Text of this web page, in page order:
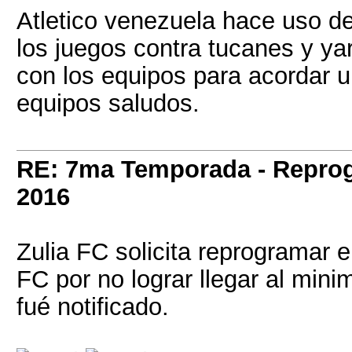
Atletico venezuela hace uso
los juegos contra tucanes y
con los equipos para acordar
equipos saludos.
RE: 7ma Temporada -
2016
Zulia FC solicita reprogramar
FC por no lograr llegar al
fué notificado.